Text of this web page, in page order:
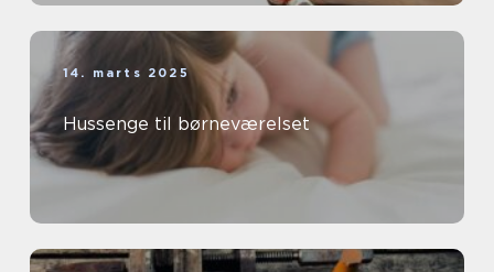
14. marts 2025
Hussenge til børneværelset